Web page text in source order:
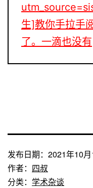
生]教你手拉手
了。一滴也没有
发布日期： 2021年10月
作者： 四叔
分类： 学术杂谈